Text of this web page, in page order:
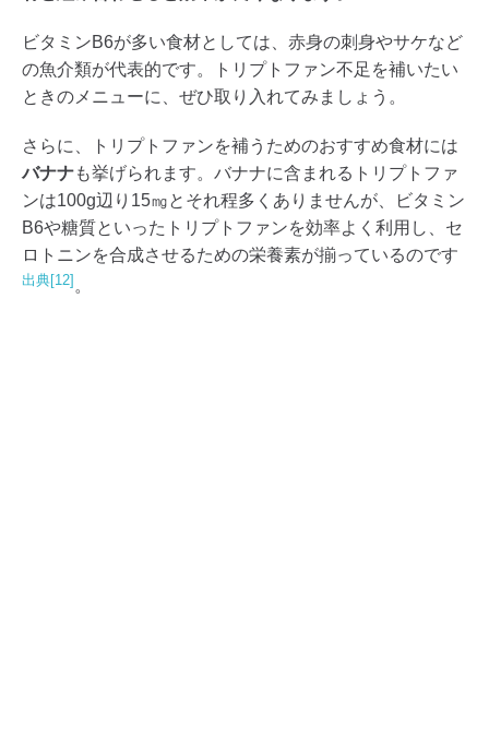
ビタミンB6が多い食材としては、赤身の刺身やサケなど
の魚介類が代表的です。トリプトファン不足を補いたい
ときのメニューに、ぜひ取り入れてみましょう。
さらに、トリプトファンを補うためのおすすめ食材には
バナナも挙げられます。バナナに含まれるトリプトファ
ンは100g辺り15㎎とそれ程多くありませんが、ビタミン
B6や糖質といったトリプトファンを効率よく利用し、セ
ロトニンを合成させるための栄養素が揃っているのです
出典[12] 。